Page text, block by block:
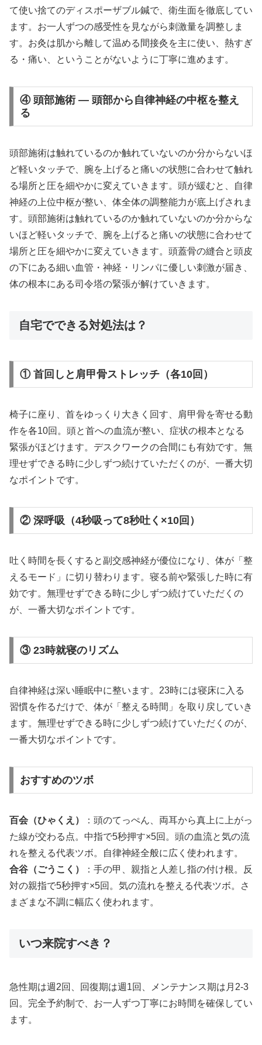
て使い捨てのディスポーザブル鍼で、衛生面を徹底してい
ます。お一人ずつの感受性を見ながら刺激量を調整しま
す。お灸は肌から離して温める間接灸を主に使い、熱すぎ
る・痛い、ということがないように丁寧に進めます。
④ 頭部施術 — 頭部から自律神経の中枢を整え
る
頭部施術は触れているのか触れていないのか分からないほ
ど軽いタッチで、腕を上げると痛いの状態に合わせて触れ
る場所と圧を細やかに変えていきます。頭が緩むと、自律
神経の上位中枢が整い、体全体の調整能力が底上げされま
す。頭部施術は触れているのか触れていないのか分からな
いほど軽いタッチで、腕を上げると痛いの状態に合わせて
場所と圧を細やかに変えていきます。頭蓋骨の縫合と頭皮
の下にある細い血管・神経・リンパに優しい刺激が届き、
体の根本にある司令塔の緊張が解けていきます。
自宅でできる対処法は？
① 首回しと肩甲骨ストレッチ（各10回）
椅子に座り、首をゆっくり大きく回す、肩甲骨を寄せる動
作を各10回。頭と首への血流が整い、症状の根本となる
緊張がほどけます。デスクワークの合間にも有効です。無
理せずできる時に少しずつ続けていただくのが、一番大切
なポイントです。
② 深呼吸（4秒吸って8秒吐く×10回）
吐く時間を長くすると副交感神経が優位になり、体が「整
えるモード」に切り替わります。寝る前や緊張した時に有
効です。無理せずできる時に少しずつ続けていただくの
が、一番大切なポイントです。
③ 23時就寝のリズム
自律神経は深い睡眠中に整います。23時には寝床に入る
習慣を作るだけで、体が「整える時間」を取り戻していき
ます。無理せずできる時に少しずつ続けていただくのが、
一番大切なポイントです。
おすすめのツボ
百会（ひゃくえ）
：頭のてっぺん、両耳から真上に上がっ
た線が交わる点。中指で5秒押す×5回。頭の血流と気の流
れを整える代表ツボ。自律神経全般に広く使われます。
合谷（ごうこく）
：手の甲、親指と人差し指の付け根。反
対の親指で5秒押す×5回。気の流れを整える代表ツボ。さ
まざまな不調に幅広く使われます。
いつ来院すべき？
急性期は週2回、回復期は週1回、メンテナンス期は月2-3
回。完全予約制で、お一人ずつ丁寧にお時間を確保してい
ます。